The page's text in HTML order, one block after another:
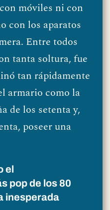
móviles ni con
con los aparatos
Entre todos
tanta soltura, fue
tan rápidamente
armario como la
de los setenta y,
poseer una
el
pop de los 80
inesperada